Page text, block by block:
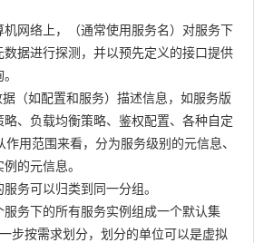
网络上，（通常使用服务名）对服务下
据进行探测，并以预先定义的接口提供
（如配置和服务）描述信息，如服务版
、负载均衡策略、鉴权配置、各种自定
用范围来看，分为服务级别的元信息、
的元信息。
务可以归类到同一分组。
务下的所有服务实例组成一个默认集
步按需求划分，划分的单位可以是虚拟